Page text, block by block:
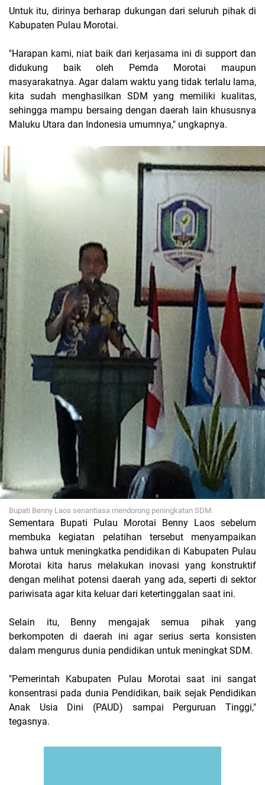
Untuk itu, dirinya berharap dukungan dari seluruh pihak di
Kabupaten Pulau Morotai.
"Harapan kami, niat baik dari kerjasama ini di support dan
didukung baik oleh Pemda Morotai maupun
masyarakatnya. Agar dalam waktu yang tidak terlalu lama,
kita sudah menghasilkan SDM yang memiliki kualitas,
sehingga mampu bersaing dengan daerah lain khususnya
Maluku Utara dan Indonesia umumnya," ungkapnya.
Bupati Benny Laos senantiasa mendorong peningkatan SDM.
Sementara Bupati Pulau Morotai Benny Laos sebelum
membuka kegiatan pelatihan tersebut menyampaikan
bahwa untuk meningkatka pendidikan di Kabupaten Pulau
Morotai kita harus melakukan inovasi yang konstruktif
dengan melihat potensi daerah yang ada, seperti di sektor
pariwisata agar kita keluar dari ketertinggalan saat ini.
Selain itu, Benny mengajak semua pihak yang
berkompoten di daerah ini agar serius serta konsisten
dalam mengurus dunia pendidikan untuk meningkat SDM.
"Pemerintah Kabupaten Pulau Morotai saat ini sangat
konsentrasi pada dunia Pendidikan, baik sejak Pendidikan
Anak Usia Dini (PAUD) sampai Perguruan Tinggi,"
tegasnya.